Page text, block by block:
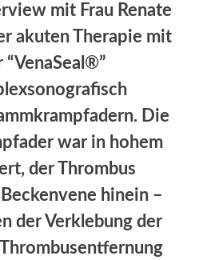
mit Frau Renate
akuten Therapie mit
Die
war in hohem
der Thrombus
hinein –
der Verklebung der